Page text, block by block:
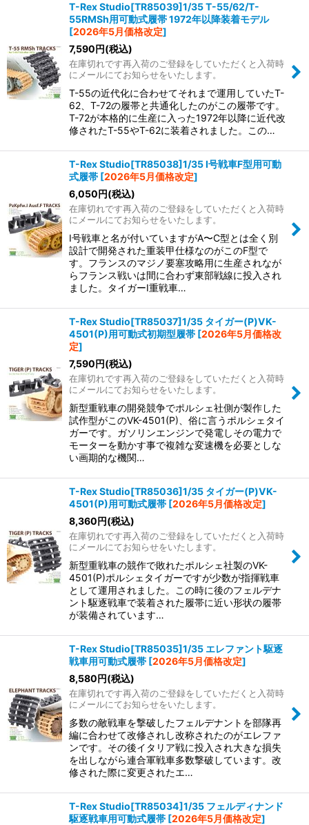
T-Rex Studio[TR85039]1/35 T-55/62/T-
55RMSh用可動式履帯 1972年以降装着モデル
[2026年5月価格改定]
7,590円(税込)
在庫切れです再入荷のご登録をしていただくと入荷時
にメールにてお知らせをいたします。
T-55の近代化に合わせてそれまで運用していたT-
62、T-72の履帯と共通化したのがこの履帯です。
T-72が本格的に生産に入った1972年以降に近代改
修されたT-55やT-62に装着されました。この…
T-Rex Studio[TR85038]1/35 I号戦車F型用可動
式履帯 [2026年5月価格改定]
6,050円(税込)
在庫切れです再入荷のご登録をしていただくと入荷時
にメールにてお知らせをいたします。
I号戦車と名が付いていますがA〜C型とは全く別
設計で開発された重装甲仕様なのがこのF型で
す。フランスのマジノ要塞攻略用に生産されなが
らフランス戦いは間に合わず東部戦線に投入され
ました。タイガーI重戦車…
T-Rex Studio[TR85037]1/35 タイガー(P)VK-
4501(P)用可動式初期型履帯 [2026年5月価格改
定]
7,590円(税込)
在庫切れです再入荷のご登録をしていただくと入荷時
にメールにてお知らせをいたします。
新型重戦車の開発競争でポルシェ社側が製作した
試作型がこのVK-4501(P)、俗に言うポルシェタイ
ガーです。ガソリンエンジンで発電しその電力で
モーターを動かす事で複雑な変速機を必要としな
い画期的な機関…
T-Rex Studio[TR85036]1/35 タイガー(P)VK-
4501(P)用可動式履帯 [2026年5月価格改定]
8,360円(税込)
在庫切れです再入荷のご登録をしていただくと入荷時
にメールにてお知らせをいたします。
新型重戦車の競作で敗れたポルシェ社製のVK-
4501(P)ポルシェタイガーですが少数が指揮戦車
として運用されました。この時に後のフェルデナ
ント駆逐戦車で装着された履帯に近い形状の履帯
が装備されています…
T-Rex Studio[TR85035]1/35 エレファント駆逐
戦車用可動式履帯 [2026年5月価格改定]
8,580円(税込)
在庫切れです再入荷のご登録をしていただくと入荷時
にメールにてお知らせをいたします。
多数の敵戦車を撃破したフェルデナントを部隊再
編に合わせて改修されし改称されたのがエレファ
ンです。その後イタリア戦に投入され大きな損失
を出しながら連合軍戦車多数撃破しています。改
修された際に変更されたエ…
T-Rex Studio[TR85034]1/35 フェルディナンド
駆逐戦車用可動式履帯 [2026年5月価格改定]